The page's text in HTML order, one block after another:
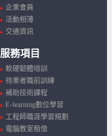
企業會員
活動相簿
交通資訊
服務項目
軟硬韌體培訓
待業者職前訓練
補助技術課程
E-learning數位學習
工程師職涯學習規劃
電腦教室租借